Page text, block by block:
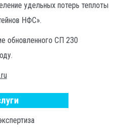
удельных потерь теплоты
НФС».
обновленного СП 230